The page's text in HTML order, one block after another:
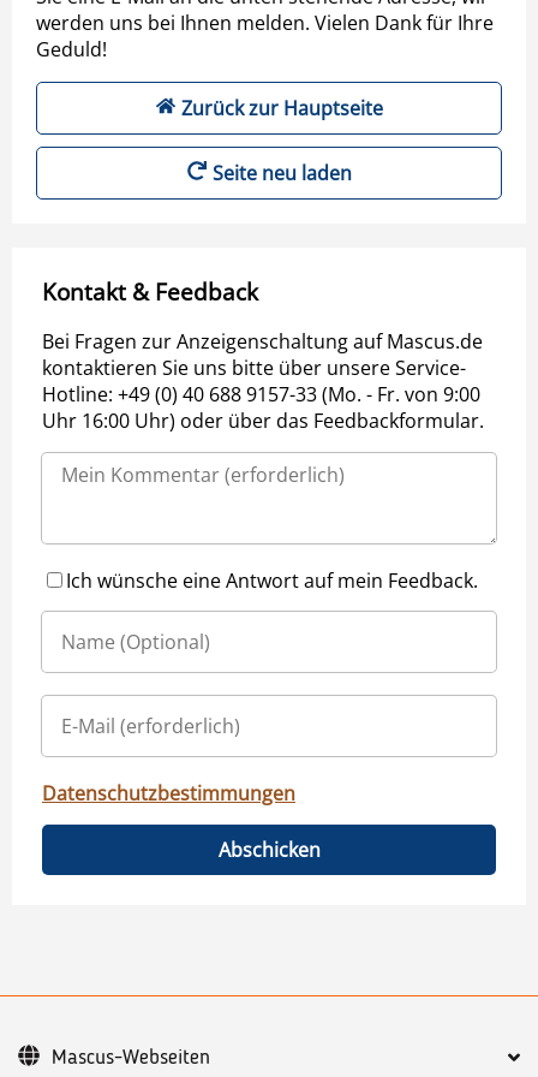
werden uns bei Ihnen melden. Vielen Dank für Ihre
Geduld!
Zurück zur Hauptseite
Seite neu laden
Kontakt & Feedback
Bei Fragen zur Anzeigenschaltung auf Mascus.de
kontaktieren Sie uns bitte über unsere Service-
Hotline: +49 (0) 40 688 9157-33 (Mo. - Fr. von 9:00
Uhr 16:00 Uhr) oder über das Feedbackformular.
Ich wünsche eine Antwort auf mein Feedback.
Datenschutzbestimmungen
Abschicken
Mascus-Webseiten